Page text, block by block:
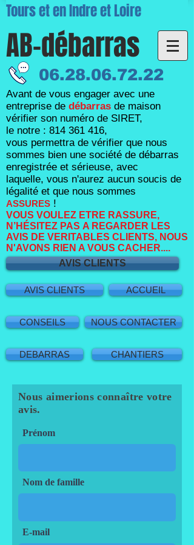
Tours et en Indre et Loire
AB-débarras
06.28.06.72.22
Avant de vous engager avec une
entreprise de débarras de maison
vérifier son numéro de SIRET,
le notre : 814 361 416,
vous permettra de vérifier que nous
sommes bien une société de débarras
enregistrée et sérieuse, avec
laquelle, vous n'aurez aucun soucis de
légalité et que nous sommes
ASSURES !
VOUS VOULEZ ETRE RASSURE,
N’HÉSITEZ PAS A REGARDER LES
AVIS DE VERITABLES CLIENTS, NOUS
N'AVONS RIEN A VOUS CACHER....
AVIS CLIENTS
AVIS CLIENTS ACCUEIL
CONSEILS
DEBARRAS
NOUS CONTACTER
CHANTIERS
Nous aimerions connaître votre
avis.
Prénom
Nom de famille
E-mail